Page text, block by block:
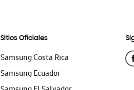
Sitios Oficiales
Samsung Costa Rica
Samsung Ecuador